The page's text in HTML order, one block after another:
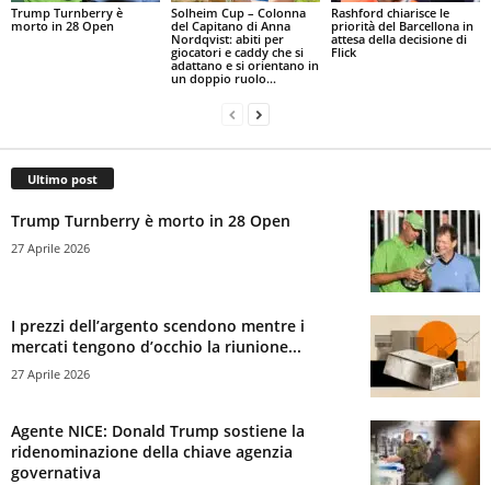
Trump Turnberry è
morto in 28 Open
Solheim Cup – Colonna
del Capitano di Anna
Nordqvist: abiti per
giocatori e caddy che si
adattano e si orientano in
un doppio ruolo...
Rashford chiarisce le
priorità del Barcellona in
attesa della decisione di
Flick
Ultimo post
Trump Turnberry è morto in 28 Open
27 Aprile 2026
I prezzi dell’argento scendono mentre i
mercati tengono d’occhio la riunione...
27 Aprile 2026
Agente NICE: Donald Trump sostiene la
ridenominazione della chiave agenzia
governativa